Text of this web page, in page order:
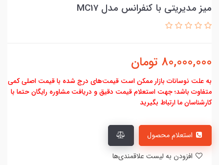
میز مدیریتی با کنفرانس مدل MC17
80,000,000 تومان
به علت نوسانات بازار ممکن است قیمت‌های درج شده با قیمت اصلی کمی
متفاوت باشد؛ جهت استعلام قیمت دقیق و دریافت مشاوره رایگان حتما با
کارشناسان ما ارتباط بگیرید